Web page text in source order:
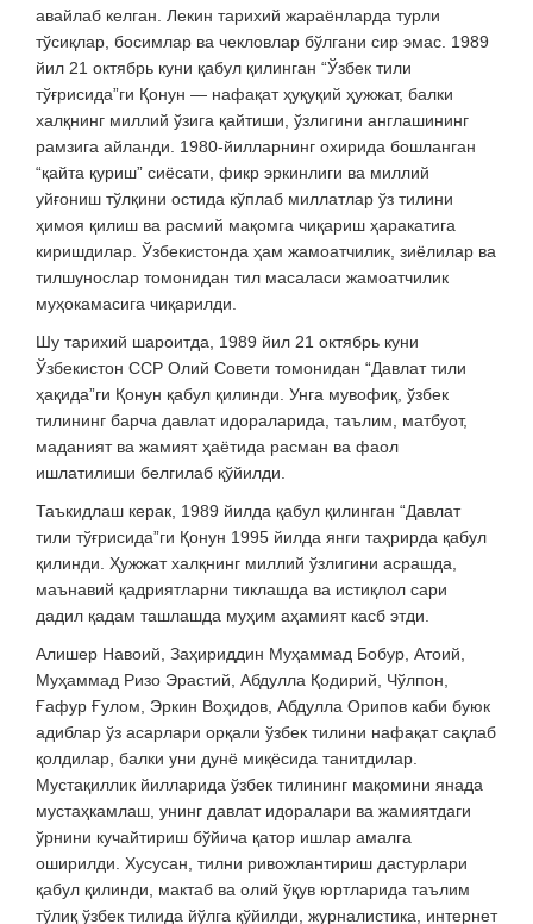
авайлаб келган. Лекин тарихий жараёнларда турли
тўсиқлар, босимлар ва чекловлар бўлгани сир эмас. 1989
йил 21 октябрь куни қабул қилинган “Ўзбек тили
тўғрисида”ги Қонун — нафақат ҳуқуқий ҳужжат, балки
халқнинг миллий ўзига қайтиши, ўзлигини англашининг
рамзига айланди. 1980-йилларнинг охирида бошланган
“қайта қуриш” сиёсати, фикр эркинлиги ва миллий
уйғониш тўлқини остида кўплаб миллатлар ўз тилини
ҳимоя қилиш ва расмий мақомга чиқариш ҳаракатига
киришдилар. Ўзбекистонда ҳам жамоатчилик, зиёлилар ва
тилшунослар томонидан тил масаласи жамоатчилик
муҳокамасига чиқарилди.
Шу тарихий шароитда, 1989 йил 21 октябрь куни
Ўзбекистон ССР Олий Совети томонидан “Давлат тили
ҳақида”ги Қонун қабул қилинди. Унга мувофиқ, ўзбек
тилининг барча давлат идораларида, таълим, матбуот,
маданият ва жамият ҳаётида расман ва фаол
ишлатилиши белгилаб қўйилди.
Таъкидлаш керак, 1989 йилда қабул қилинган “Давлат
тили тўғрисида”ги Қонун 1995 йилда янги таҳрирда қабул
қилинди. Ҳужжат халқнинг миллий ўзлигини асрашда,
маънавий қадриятларни тиклашда ва истиқлол сари
дадил қадам ташлашда муҳим аҳамият касб этди.
Алишер Навоий, Заҳириддин Муҳаммад Бобур, Атоий,
Муҳаммад Ризо Эрастий, Абдулла Қодирий, Чўлпон,
Ғафур Ғулом, Эркин Воҳидов, Абдулла Орипов каби буюк
адиблар ўз асарлари орқали ўзбек тилини нафақат сақлаб
қолдилар, балки уни дунё миқёсида танитдилар.
Мустақиллик йилларида ўзбек тилининг мақомини янада
мустаҳкамлаш, унинг давлат идоралари ва жамиятдаги
ўрнини кучайтириш бўйича қатор ишлар амалга
оширилди. Хусусан, тилни ривожлантириш дастурлари
қабул қилинди, мактаб ва олий ўқув юртларида таълим
тўлиқ ўзбек тилида йўлга қўйилди, журналистика, интернет